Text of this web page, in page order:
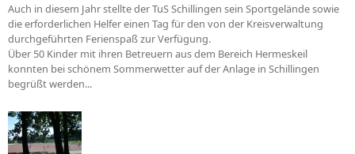
Auch in diesem Jahr stellte der TuS Schillingen sein Sportgelände sowie
die erforderlichen Helfer einen Tag für den von der Kreisverwaltung
durchgeführten Ferienspaß zur Verfügung.
Über 50 Kinder mit ihren Betreuern aus dem Bereich Hermeskeil
konnten bei schönem Sommerwetter auf der Anlage in Schillingen
begrüßt werden...